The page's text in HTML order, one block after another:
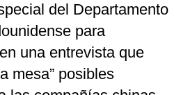
del Departamento
para
una entrevista que
mesa” posibles